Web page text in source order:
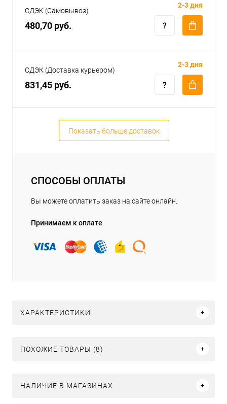
СДЭК (Самовывоз)
480,70 руб.
2-3 дня
СДЭК (Доставка курьером)
831,45 руб.
2-3 дня
Показать больше доставок
СПОСОБЫ ОПЛАТЫ
Вы можете оплатить заказ на сайте онлайн.
Принимаем к оплате
ХАРАКТЕРИСТИКИ
ПОХОЖИЕ ТОВАРЫ (8)
НАЛИЧИЕ В МАГАЗИНАХ